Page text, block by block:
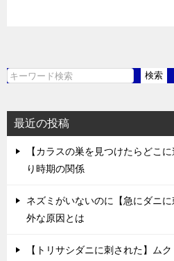
検
検索
最近の投稿
【カラスの巣を見つけたらどこ
り時期の関係
ネズミがいないのに【急にダニ
外な原因とは
【トリサシダニに刺された】ム